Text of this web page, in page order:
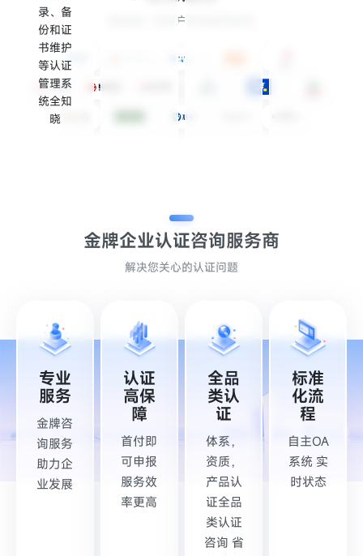
录、备
份和证
书维护
等认证
管理系
统全知
晓
感谢每一位客户的选择和信任
金牌企业认证咨询服务商
解决您关心的认证问题
专业
服务
金牌咨
询服务
助力企
业发展
认证
高保
障
首付即
可申报
服务效
率更高
全品
类认
证
体系，
资质，
产品认
证全品
类认证
咨询 省
标准
化流
程
自主OA
系统 实
时状态